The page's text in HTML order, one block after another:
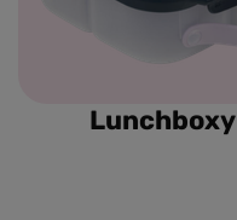
Lunchboxy